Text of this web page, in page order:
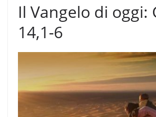
Il Vangelo di oggi:
14,1-6